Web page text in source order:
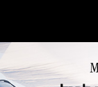
פשרה בתצ 56447-02-19